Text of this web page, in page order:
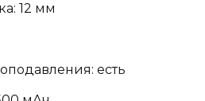
12 мм
есть